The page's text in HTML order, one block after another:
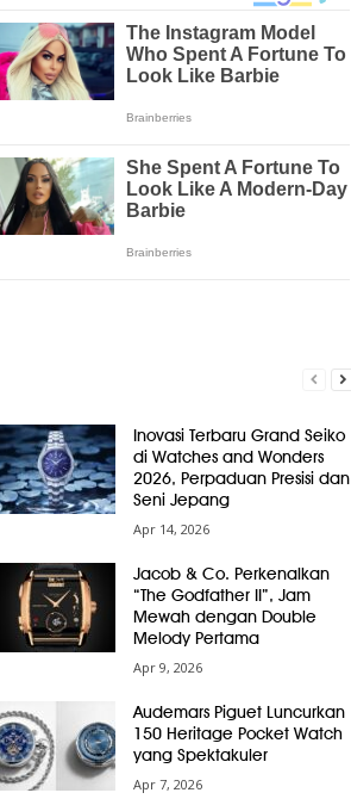
Inovasi Terbaru Grand Seiko
di Watches and Wonders
2026, Perpaduan Presisi dan
Seni Jepang
Apr 14, 2026
Jacob & Co. Perkenalkan
“The Godfather II”, Jam
Mewah dengan Double
Melody Pertama
Apr 9, 2026
Audemars Piguet Luncurkan
150 Heritage Pocket Watch
yang Spektakuler
Apr 7, 2026